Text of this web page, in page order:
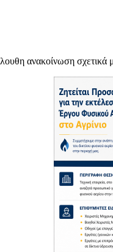
σχετικά με